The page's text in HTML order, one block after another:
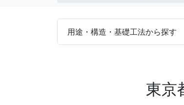
用途・構造・基礎工法から探す
東京